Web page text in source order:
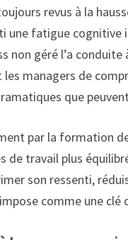
revus à la
une fatigue
non géré l’a
managers de
que
par la formation
de travail plus
son ressenti,
comme une